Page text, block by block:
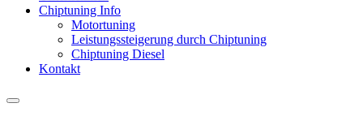
Chiptuning Info
Motortuning
Leistungssteigerung durch Chiptuning
Chiptuning Diesel
Kontakt